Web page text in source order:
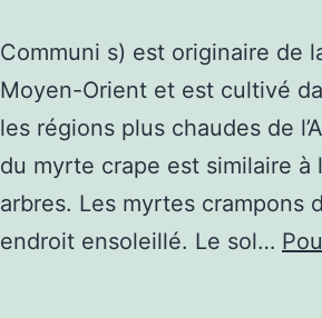
Communi s) est originaire de
Moyen-Orient et est cultivé
les régions plus chaudes de
du myrte crape est similaire à
arbres. Les myrtes crampons
endroit ensoleillé. Le sol…